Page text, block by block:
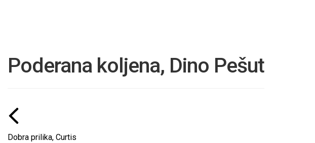
Poderana koljena, Dino Pešut
Dobra prilika, Curtis